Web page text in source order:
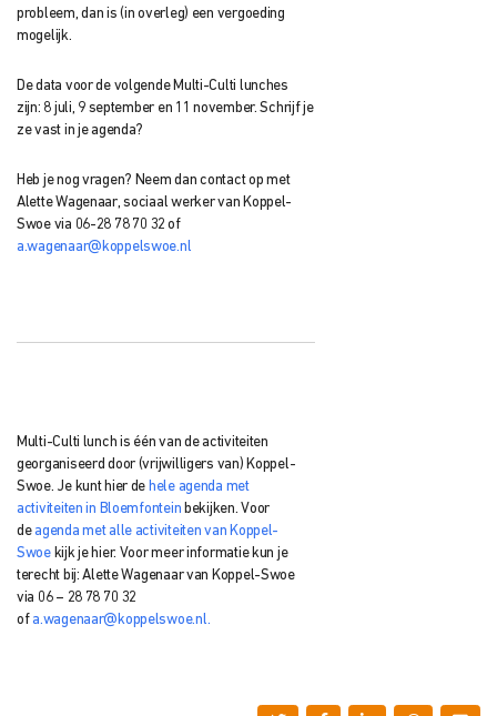
probleem, dan is (in overleg) een vergoeding
mogelijk.
De data voor de volgende Multi-Culti lunches
zijn: 8 juli, 9 september en 11 november. Schrijf je
ze vast in je agenda?
Heb je nog vragen? Neem dan contact op met
Alette Wagenaar, sociaal werker van Koppel-
Swoe via 06-28 78 70 32 of
a.wagenaar@koppelswoe.nl
Multi-Culti lunch is één van de activiteiten
georganiseerd door (vrijwilligers van) Koppel-
Swoe. Je kunt hier de hele agenda met
activiteiten in Bloemfontein bekijken. Voor
de agenda met alle activiteiten van Koppel-
Swoekijk je hier. Voor meer informatie kun je
terecht bij: Alette Wagenaar van Koppel-Swoe
via 06 – 28 78 70 32
of a.wagenaar@koppelswoe.nl.